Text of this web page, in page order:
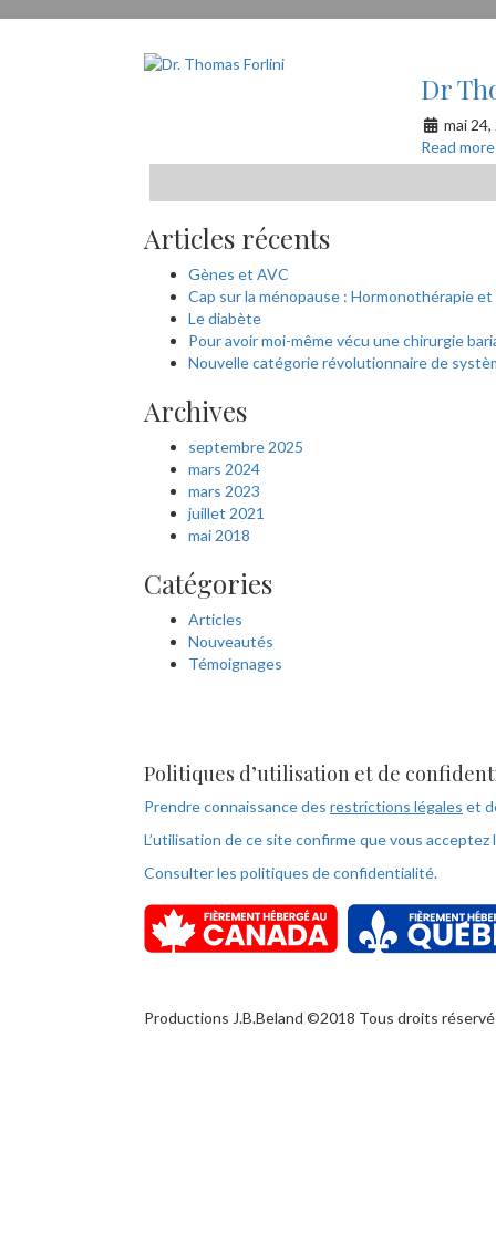
Dr
mai
Read more
Articles récents
Gènes et AVC
Cap sur la ménopause : Hormonothérapie
Le diabète
Pour avoir moi-même vécu une chirurgie
Nouvelle catégorie révolutionnaire de
Archives
septembre 2025
mars 2024
mars 2023
juillet 2021
mai 2018
Catégories
Articles
Nouveautés
Témoignages
Politiques d’utilisation et de
Prendre connaissance des restrictions légales et
L’utilisation de ce site confirme que vous acceptez
Consulter les politiques de confidentialité.
Productions J.B.Beland ©2018 Tous droits